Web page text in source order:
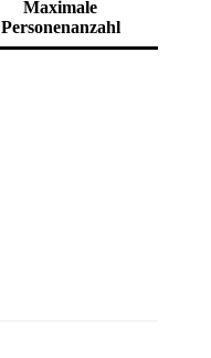
Maximale
Personenanzahl